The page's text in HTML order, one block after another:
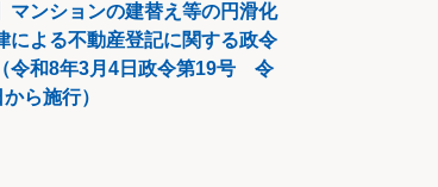
マンションの建替え等の円滑化
による不動産登記に関する政令
令和8年3月4日政令第19号 令
ら施行）